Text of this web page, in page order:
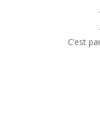
C’est